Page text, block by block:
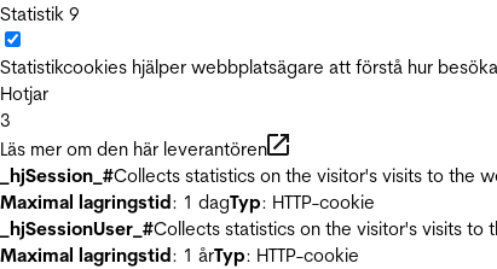
Statistik 9
Statistikcookies hjälper webbplatsägare att förstå hur
Hotjar
3
Läs mer om den här leverantören
_hjSession_#Collects statistics on the visitor's visits to the
Maximal lagringstid: 1 dagTyp: HTTP-cookie
_hjSessionUser_#Collects statistics on the visitor's visits
Maximal lagringstid: 1 årTyp: HTTP-cookie